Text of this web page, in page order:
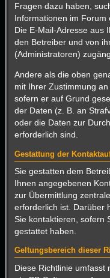
Fragen dazu haben,
Informationen im Forum
Die E-Mail-Adresse aus
den Betreiber und von
(Administratoren)
Andere als die oben
mit Ihrer Zustimmung
sofern er auf Grund
der Daten (z. B. an
oder die Daten zur
erforderlich sind.
Gestattung der
Sie gestatten dem
Ihnen angegebenen
zur Übermittlung
erforderlich ist. Darüber
Sie kontaktieren, sofern
gestattet haben.
Geltungsbereich dieser
Diese Richtlinie umfasst